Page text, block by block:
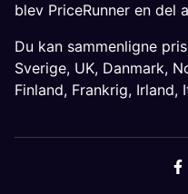
blev PriceRunner en del
Du kan sammenligne
Sverige, UK, Danmark,
Finland, Frankrig, Irland,